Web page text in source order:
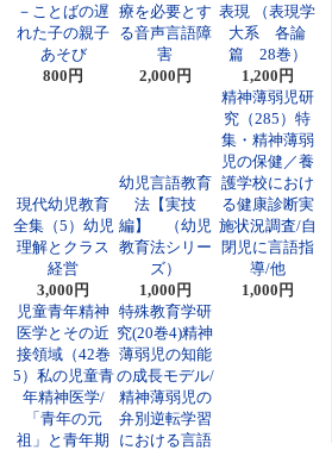
－ことばの遅
れた子の親子
あそび
800円
療を必要とす
る音声言語障
害
2,000円
表現 （表現学
大系 各論
篇 28巻）
1,200円
現代幼児教育
全集（5）幼児
理解とクラス
経営
3,000円
幼児言語教育
法【実技
編】 （幼児
教育法シリー
ズ）
1,000円
精神薄弱児研
究（285）特
集・精神薄弱
児の保健／養
護学校におけ
る健康診断実
施状況調査/自
閉児に言語指
導/他
1,000円
児童青年精神
医学とその近
接領域（42巻
5）私の児童青
年精神医学/
「青年の元
祖」と青年期
特殊教育学研
究(20巻4)精神
薄弱児の知能
の成長モデル/
精神薄弱児の
弁別逆転学習
における言語